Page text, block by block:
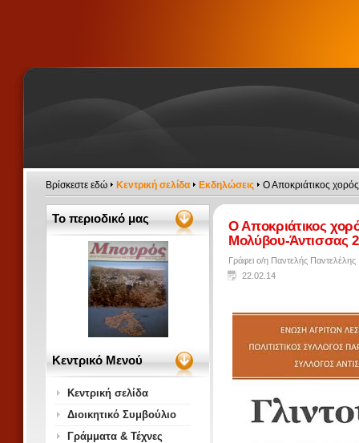
Βρίσκεστε εδώ Κεντρική σελίδα Εκδηλώσεις Ο Αποκριάτικος
Ο Αποκριάτικος
Μολύβου-Άντισσας
Γράφει ο/η Παντελής Παντελέλης
22.02.14
Το περιοδικό μας
Κεντρικό Μενού
Κεντρική σελίδα
Διοικητικό Συμβούλιο
Γράμματα & Τέχνες